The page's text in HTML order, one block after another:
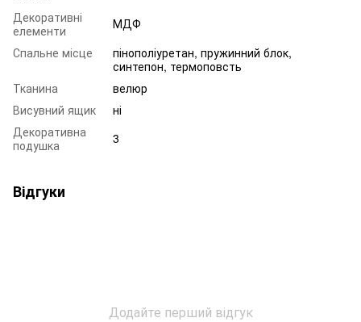
Декоративні
елементи
МДФ
Спальне місце
пінополіуретан, пружинний блок,
синтепон, термоповсть
Тканина
велюр
Висувний ящик
ні
Декоративна
подушка
3
Відгуки
Додайте перший відгук